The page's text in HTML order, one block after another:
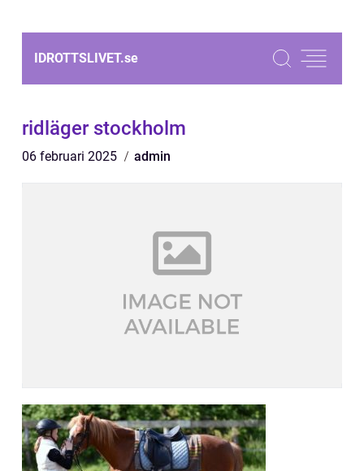
IDROTTSLIVET.se
ridläger stockholm
06 februari 2025 admin